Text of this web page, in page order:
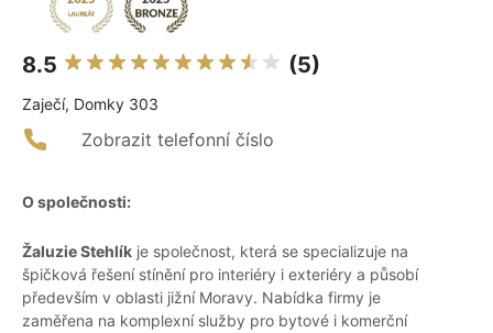
8.5 (5)
Zaječí, Domky 303
Zobrazit telefonní číslo
O společnosti:
Žaluzie Stehlík je společnost, která se specializuje na
špičková řešení stínění pro interiéry i exteriéry a působí
především v oblasti jižní Moravy. Nabídka firmy je
zaměřena na komplexní služby pro bytové i komerční